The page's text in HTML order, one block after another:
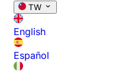
TW
English
Español